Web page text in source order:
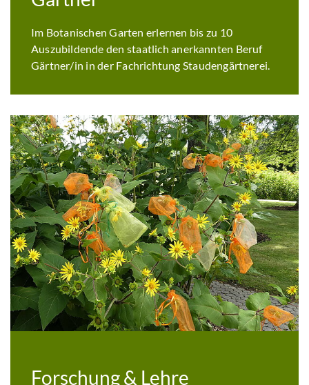
Im Botanischen Garten erlernen bis zu 10
Auszubildende den staatlich anerkannten Beruf
Gärtner/in in der Fachrichtung Staudengärtnerei.
Forschung & Lehre